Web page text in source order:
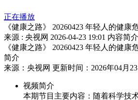
正在播放
《健康之路》 20260423 年轻人的健康
来源 : 央视网 2026-04-23 19:01 内容简介
《健康之路》 20260423 年轻人的健康
简介
来源：央视网 更新时间：2026年04月23
视频简介
本期节目主要内容：随着科学技